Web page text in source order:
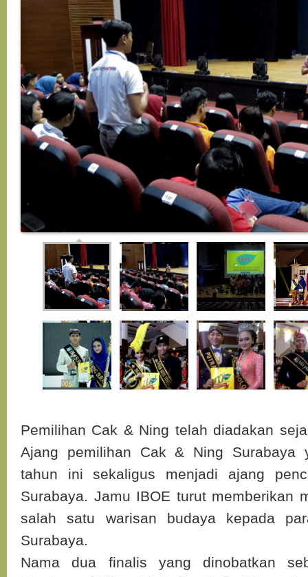
Pemilihan Cak & Ning telah diadakan
Ajang pemilihan Cak & Ning Surabaya
tahun ini sekaligus menjadi ajang
Surabaya. Jamu IBOE turut memberikan
salah satu warisan budaya kepada
Surabaya.
Nama dua finalis yang dinobatkan